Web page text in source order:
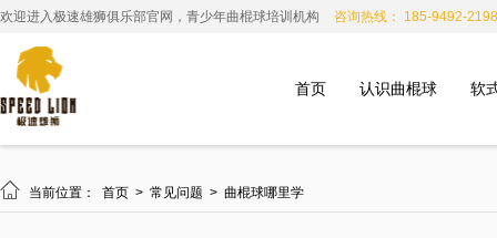
欢迎进入极速雄狮俱乐部官网，青少年曲棍球培训机构 咨询热线： 185-9492-2198
首页 认识曲棍球 软
 当前位置： 首页 > 常见问题 > 曲棍球哪里学